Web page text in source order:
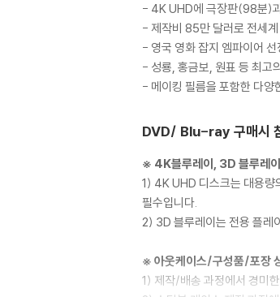
- 4K UHD에 극장판(98분)
- 제작비 85만 달러로 전세
- 영국 영화 잡지 엠파이어
- 성룡, 홍금보, 원표 등 최고
- 메이킹 필름을 포함한 다양
DVD/ Blu-ray 구매시
※ 4K블루레이, 3D 블루레
1) 4K UHD 디스크는 대용량
필수입니다.
2) 3D 블루레이는 전용 플레
※ 아웃케이스/구성품/포장
1) 제작/배송 과정에서 경미